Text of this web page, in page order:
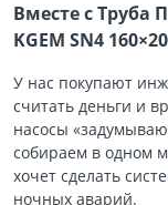
Вместе с Труба
KGEM SN4
У нас покупают
считать деньги и
насосы
собираем в одном
хочет сделать
ночных аварий.